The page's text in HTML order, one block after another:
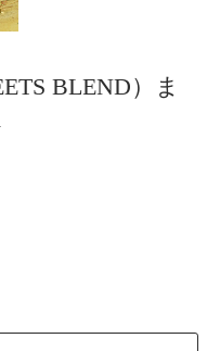
BLEND）ま